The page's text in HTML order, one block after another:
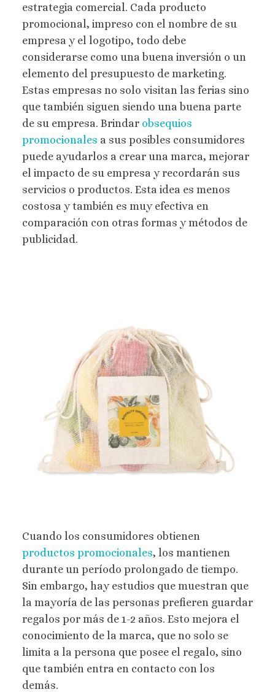
estrategia comercial. Cada producto
promocional, impreso con el nombre de su
empresa y el logotipo, todo debe
considerarse como una buena inversión o un
elemento del presupuesto de marketing.
Estas empresas no solo visitan las ferias sino
que también siguen siendo una buena parte
de su empresa. Brindar obsequios
promocionales a sus posibles consumidores
puede ayudarlos a crear una marca, mejorar
el impacto de su empresa y recordarán sus
servicios o productos. Esta idea es menos
costosa y también es muy efectiva en
comparación con otras formas y métodos de
publicidad.
Cuando los consumidores obtienen
productos promocionales, los mantienen
durante un período prolongado de tiempo.
Sin embargo, hay estudios que muestran que
la mayoría de las personas prefieren guardar
regalos por más de 1-2 años. Esto mejora el
conocimiento de la marca, que no solo se
limita a la persona que posee el regalo, sino
que también entra en contacto con los
demás.